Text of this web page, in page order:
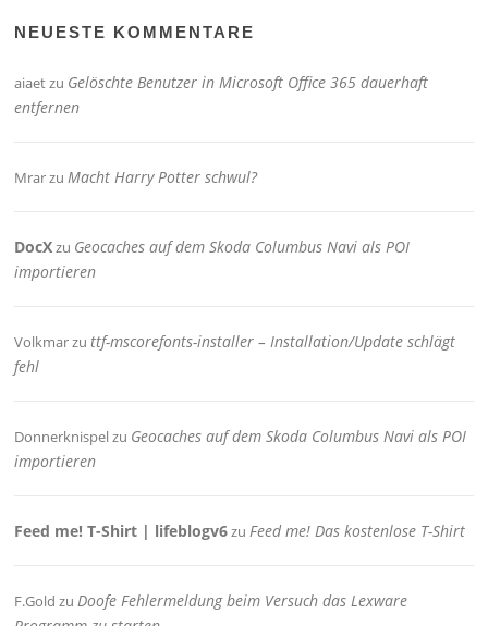
NEUESTE KOMMENTARE
aiaetzu Gelöschte Benutzer in Microsoft Office 365 dauerhaft
entfernen
MrarzuMacht Harry Potter schwul?
DocXzu Geocaches auf dem Skoda Columbus Navi als POI
importieren
Volkmarzuttf-mscorefonts-installer – Installation/Update schlägt
fehl
Donnerknispelzu Geocaches auf dem Skoda Columbus Navi als POI
importieren
Feed me! T-Shirt | lifeblogv6zuFeed me! Das kostenlose T-Shirt
F.Gold zuDoofe Fehlermeldung beim Versuch das Lexware